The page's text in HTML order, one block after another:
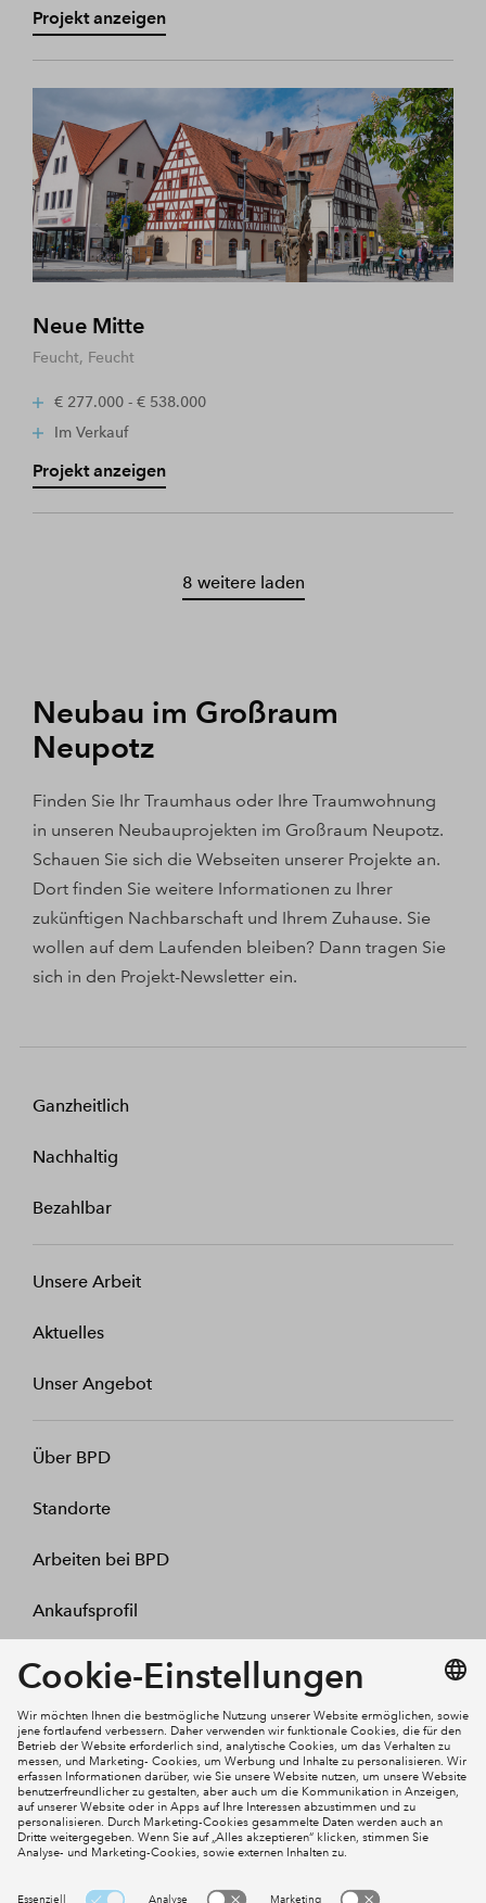
Projekt anzeigen
Neue Mitte
Feucht, Feucht
€ 277.000 - € 538.000
Im Verkauf
Projekt anzeigen
8 weitere laden
Neubau im Großraum
Neupotz
Finden Sie Ihr Traumhaus oder Ihre Traumwohnung
in unseren Neubauprojekten im Großraum Neupotz.
Schauen Sie sich die Webseiten unserer Projekte an.
Dort finden Sie weitere Informationen zu Ihrer
zukünftigen Nachbarschaft und Ihrem Zuhause. Sie
wollen auf dem Laufenden bleiben? Dann tragen Sie
sich in den Projekt-Newsletter ein.
Ganzheitlich
Nachhaltig
Bezahlbar
Unsere Arbeit
Aktuelles
Unser Angebot
Über BPD
Standorte
Arbeiten bei BPD
Ankaufsprofil
Kontakt
Mein Konto
Social Media